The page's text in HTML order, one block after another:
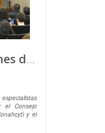
Conahcyt presenta soluciones digitales mexicanas para investigación colaborativa y difusión.
el Consejo
y el